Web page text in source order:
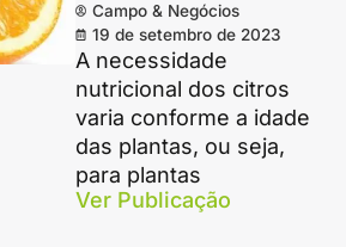
Campo & Negócios
19 de setembro de 2023
A necessidade
nutricional dos citros
varia conforme a idade
das plantas, ou seja,
para plantas
Ver Publicação